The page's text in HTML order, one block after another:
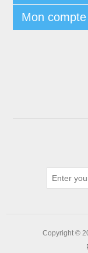
Mon compte
Copyright ©